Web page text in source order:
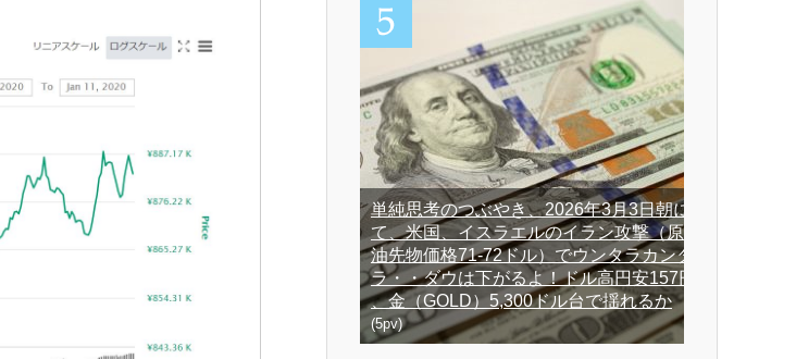
単純思考のつぶやき、2026年3月3日朝に
て、米国、イスラエルのイラン攻撃（原
油先物価格71-72ドル）でウンタラカンタ
ラ・・ダウは下がるよ！ドル高円安157円
、金（GOLD）5,300ドル台で揺れるか
(5pv)